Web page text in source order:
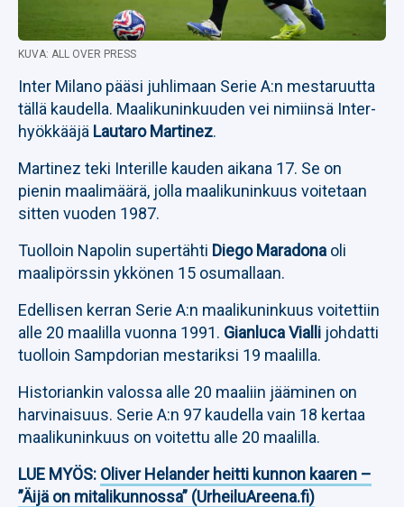
KUVA: ALL OVER PRESS
Inter Milano pääsi juhlimaan Serie A:n mestaruutta
tällä kaudella. Maalikuninkuuden vei nimiinsä Inter-
hyökkääjä Lautaro Martinez.
Martinez teki Interille kauden aikana 17. Se on
pienin maalimäärä, jolla maalikuninkuus voitetaan
sitten vuoden 1987.
Tuolloin Napolin supertähti Diego Maradona oli
maalipörssin ykkönen 15 osumallaan.
Edellisen kerran Serie A:n maalikuninkuus voitettiin
alle 20 maalilla vuonna 1991. Gianluca Vialli johdatti
tuolloin Sampdorian mestariksi 19 maalilla.
Historiankin valossa alle 20 maaliin jääminen on
harvinaisuus. Serie A:n 97 kaudella vain 18 kertaa
maalikuninkuus on voitettu alle 20 maalilla.
LUE MYÖS: Oliver Helander heitti kunnon kaaren –
”Äijä on mitalikunnossa” (UrheiluAreena.fi)